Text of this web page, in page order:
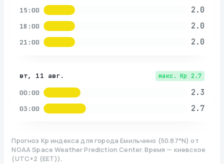
15:00 2.0
18:00 2.0
21:00 2.0
вт, 11 авг. макс. Kp 2.7
00:00 2.3
03:00 2.7
Прогноз Kp индекса для города Емильчино (50.87°N)от
NOAA Space Weather Prediction Center. Время — киевское
(UTC+2 (EET)).